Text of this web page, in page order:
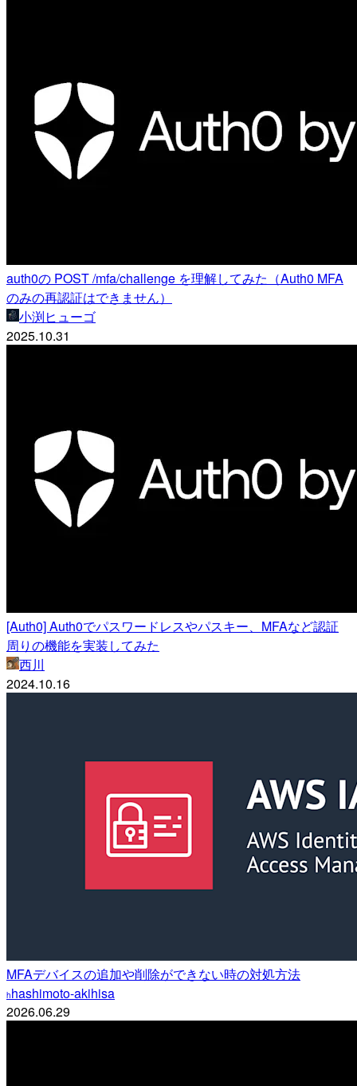
auth0の POST /mfa/challenge を理解してみた（Auth0 MFA
のみの再認証はできません）
小渕ヒューゴ
2025.10.31
[Auth0] Auth0でパスワードレスやパスキー、MFAなど認証
周りの機能を実装してみた
西川
2024.10.16
MFAデバイスの追加や削除ができない時の対処方法
hhashimoto-akihisa
2026.06.29